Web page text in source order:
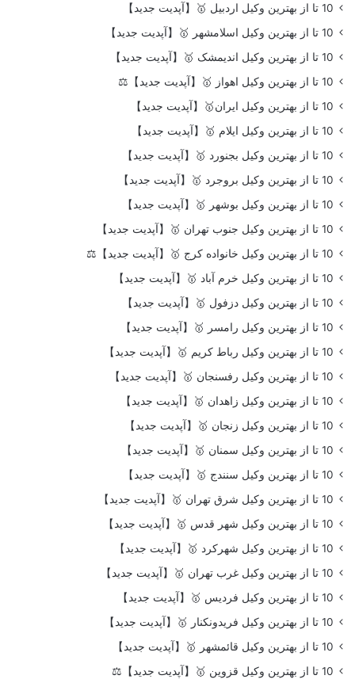
10 تا از بهترین وکیل اردبیل 🥇【آپدیت جدید】
10 تا از بهترین وکیل اسلامشهر 🥇【آپدیت جدید】
10 تا از بهترین وکیل اندیمشک 🥇【آپدیت جدید】
10 تا از بهترین وکیل اهواز 🥇【آپدیت جدید】⚖️
10 تا از بهترین وکیل ایران🥇【آپدیت جدید】
10 تا از بهترین وکیل ایلام 🥇【آپدیت جدید】
10 تا از بهترین وکیل بجنورد 🥇【آپدیت جدید】
10 تا از بهترین وکیل بروجرد 🥇【آپدیت جدید】
10 تا از بهترین وکیل بوشهر 🥇【آپدیت جدید】
10 تا از بهترین وکیل جنوب تهران 🥇【آپدیت جدید】
10 تا از بهترین وکیل خانواده کرج 🥇【آپدیت جدید】⚖️
10 تا از بهترین وکیل خرم آباد 🥇【آپدیت جدید】
10 تا از بهترین وکیل دزفول 🥇【آپدیت جدید】
10 تا از بهترین وکیل رامسر 🥇【آپدیت جدید】
10 تا از بهترین وکیل رباط کریم 🥇【آپدیت جدید】
10 تا از بهترین وکیل رفسنجان 🥇【آپدیت جدید】
10 تا از بهترین وکیل زاهدان 🥇【آپدیت جدید】
10 تا از بهترین وکیل زنجان 🥇【آپدیت جدید】
10 تا از بهترین وکیل سمنان 🥇【آپدیت جدید】
10 تا از بهترین وکیل سنندج 🥇【آپدیت جدید】
10 تا از بهترین وکیل شرق تهران 🥇【آپدیت جدید】
10 تا از بهترین وکیل شهر قدس 🥇【آپدیت جدید】
10 تا از بهترین وکیل شهرکرد 🥇【آپدیت جدید】
10 تا از بهترین وکیل غرب تهران 🥇【آپدیت جدید】
10 تا از بهترین وکیل فردیس 🥇【آپدیت جدید】
10 تا از بهترین وکیل فریدونکنار 🥇【آپدیت جدید】
10 تا از بهترین وکیل قائمشهر 🥇【آپدیت جدید】
10 تا از بهترین وکیل قزوین 🥇【آپدیت جدید】⚖️